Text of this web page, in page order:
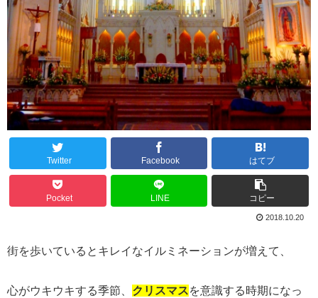
Twitter Facebook はてブ
Pocket LINE コピー
2018.10.20
街を歩いているとキレイなイルミネーションが増えて、
心がウキウキする季節、 クリスマスを意識する時期になっ